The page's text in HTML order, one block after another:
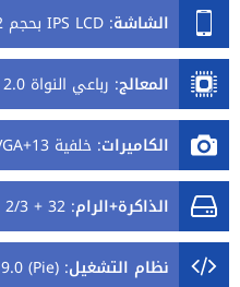
الشاشة: IPS LCD بحجم 6.52 بوصة بدقة HD+
المعالج: رباعي النواة 2.0 جيجاهرتز
الكاميرات: خلفية 13+QVGA م.ب/ امامية 8 م.ب.
الذاكرة+الرام: 32 + 2/3 جيجابايت
نظام التشغيل:
(Pie)